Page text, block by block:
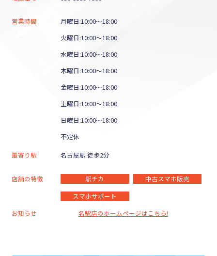
営業時間
月曜日:10:00～18:00
火曜日:10:00～18:00
水曜日:10:00～18:00
木曜日:10:00～18:00
金曜日:10:00～18:00
土曜日:10:00～18:00
日曜日:10:00～18:00
不定休
最寄り駅
名古屋駅 徒歩2分
店舗の特徴 駅チカ
中古スマホ販売
スマホサポート
お知らせ
名駅店のホームページはこちら!